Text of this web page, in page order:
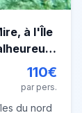
à l'Île
110€
par pers.
du nord